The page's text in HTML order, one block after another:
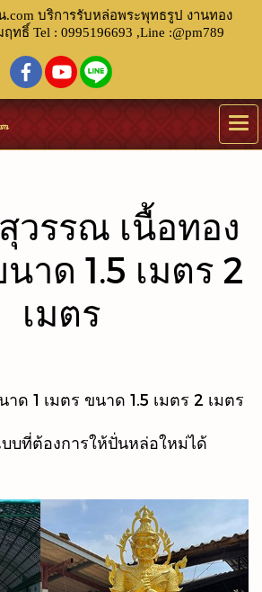
.com บริการรับหล่อพระพุทธรูป งานทอง
ทธิ์ Tel : 0995196693 ,Line :@pm789
วรรณ เนื้อทอง
าด 1.5 เมตร 2
เมตร
ด 1 เมตร ขนาด 1.5 เมตร 2 เมตร
บที่ต้องการให้ปั่นหล่อใหม่ได้